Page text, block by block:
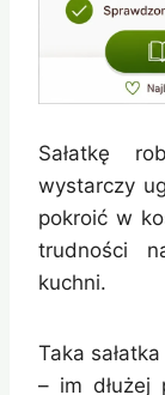
Sałatkę
wystarczy
pokroić w
trudności
kuchni.
Taka
– im dłużej